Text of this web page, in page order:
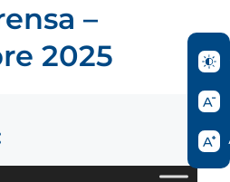
–
2025